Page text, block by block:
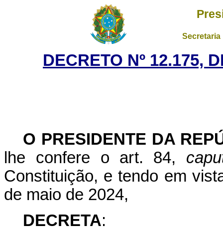
DECRETO Nº 12.175,
O PRESIDENTE DA
lhe confere o art. 84,
Constituição, e tendo em
de maio de 2024,
DECRETA: